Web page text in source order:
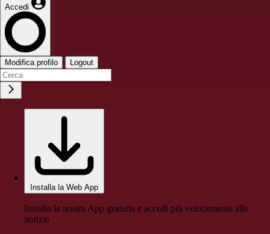
Accedi
Modifica profilo Logout
Installa la Web App
Installa la nostra App gratuita e accedi più velocemente alle
notizie